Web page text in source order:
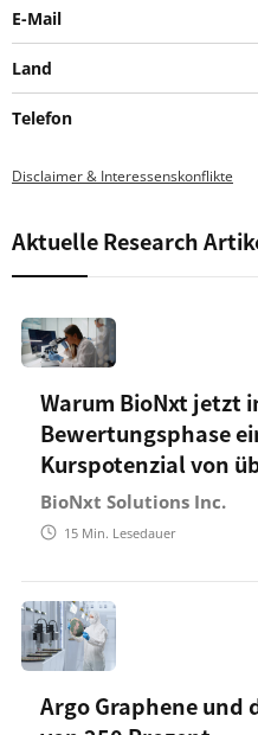
E-Mail
Land
Telefon
Disclaimer & Interessenskonflikte
Aktuelle Research
Warum BioNxt jetzt
Bewertungsphase
Kurspotenzial von
BioNxt Solutions Inc.
15 Min. Lesedauer
Argo Graphene und